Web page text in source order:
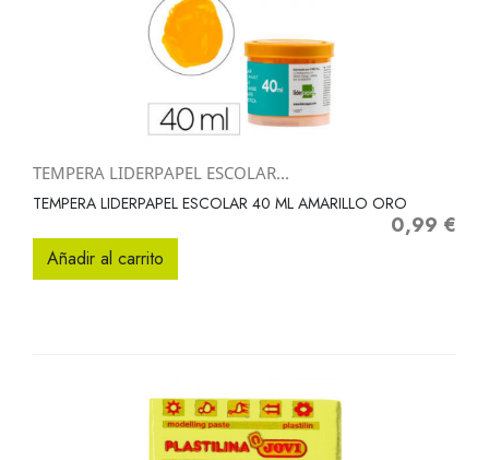
TEMPERA LIDERPAPEL ESCOLAR...
TEMPERA LIDERPAPEL ESCOLAR 40 ML AMARILLO ORO
Precio
0,99 €
Añadir al carrito